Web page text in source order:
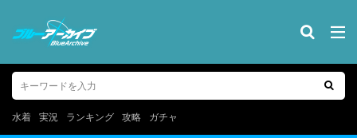
水着 実況 ランキング 攻略 ガチャ